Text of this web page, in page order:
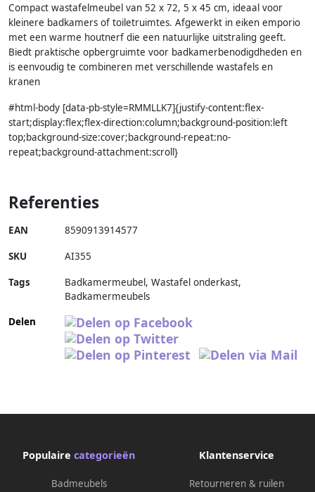
Compact wastafelmeubel van 52 x 72, 5 x 45 cm, ideaal voor
kleinere badkamers of toiletruimtes. Afgewerkt in eiken emporio
met een warme houtnerf die een natuurlijke uitstraling geeft.
Biedt praktische opbergruimte voor badkamerbenodigdheden en
is eenvoudig te combineren met verschillende wastafels en
kranen
#html-body [data-pb-style=RMMLLK7]{justify-content:flex-
start;display:flex;flex-direction:column;background-position:left
top;background-size:cover;background-repeat:no-
repeat;background-attachment:scroll}
Referenties
EAN 8590913914577
SKU AI355
Tags
Badkamermeubel, Wastafel onderkast,
Badkamermeubels
Delen
Populaire categorieën
Badmeubels
Klantenservice
Retourneren & ruilen